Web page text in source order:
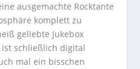
ausgemachte Rocktante
komplett zu
geliebte Jukebox
ist schließlich digital
mal ein bisschen